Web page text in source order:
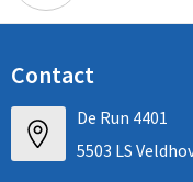
Contact
De Run 4401
5503 LS